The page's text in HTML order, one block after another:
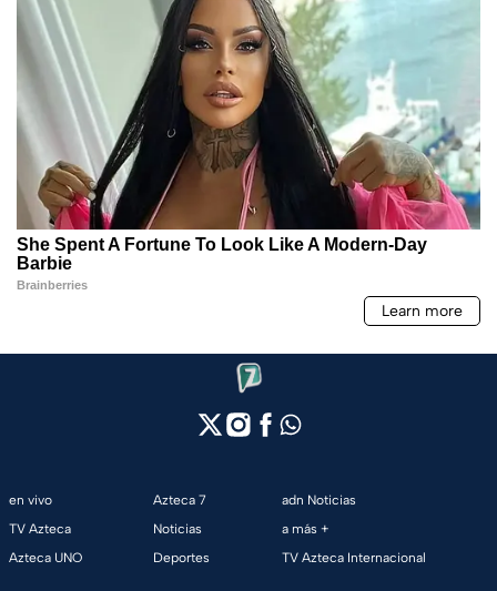
en vivo
TV Azteca
Azteca UNO
Azteca 7
Noticias
Deportes
adn Noticias
a más +
TV Azteca Internacional